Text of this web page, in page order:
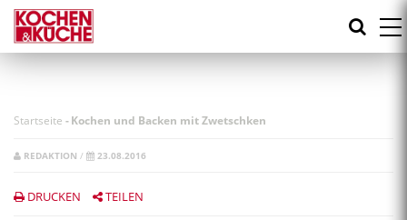
Direkt
zum
Inhalt
Startseite -Kochen und Backen mit Zwetschken
REDAKTION / 23.08.2016
DRUCKEN TEILEN